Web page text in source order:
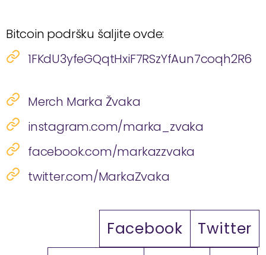
Bitcoin podršku šaljite ovde:
1FKdU3yfeGQqtHxiF7RSzYfAun7coqh2R6
Merch Marka Žvaka
instagram.com/marka_zvaka
facebook.com/markazzvaka
twitter.com/MarkaZvaka
Facebook
Twitter